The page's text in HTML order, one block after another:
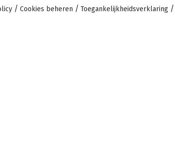
Cookies beheren Toegankelijkheidsverklaring